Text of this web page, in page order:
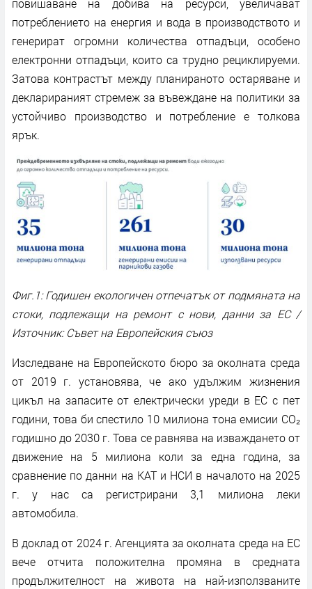
повишаване на добива на ресурси, увеличават
потреблението на енергия и вода в производството и
генерират огромни количества отпадъци, особено
електронни отпадъци, които са трудно рециклируеми.
Затова контрастът между планираното остаряване и
декларираният стремеж за въвеждане на политики за
устойчиво производство и потребление е толкова
ярък.
Фиг.1: Годишен екологичен отпечатък от подмяната на
стоки, подлежащи на ремонт с нови, данни за ЕС /
Източник: Съвет на Европейския съюз
Изследване на Европейското бюро за околната среда
от 2019 г. установява, че ако удължим жизнения
цикъл на запасите от електрически уреди в ЕС с пет
години, това би спестило 10 милиона тона емисии CO₂
годишно до 2030 г. Това се равнява на изваждането от
движение на 5 милиона коли за една година, за
сравнение по данни на КАТ и НСИ в началото на 2025
г. у нас са регистрирани 3,1 милиона леки
автомобила.
В доклад от 2024 г. Агенцията за околната среда на ЕС
вече отчита положителна промяна в средната
продължителност на живота на най-използваните